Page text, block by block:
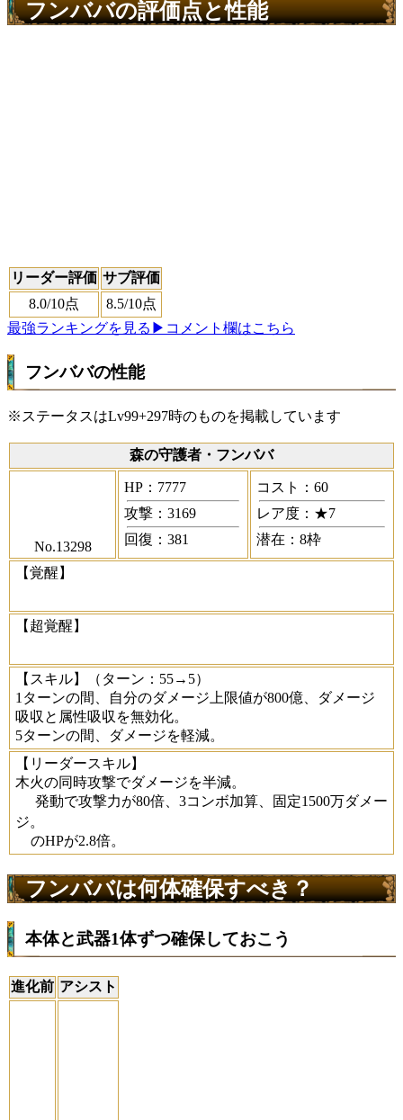
フンババの評価点と性能
リーダー評価 サブ評価
8.0/10点 8.5/10点
最強ランキングを見る ▶コメント欄はこちら
フンババの性能
※ステータスはLv99+297時のものを掲載しています
森の守護者・フンババ
No.13298
HP：7777
攻撃：3169
回復：381
コスト：60
レア度：★7
潜在：8枠
【覚醒】
【超覚醒】
【スキル】
（ターン：55→5）
1ターンの間、自分のダメージ上限値が800億、ダメージ
吸収と属性吸収を無効化。
5ターンの間、ダメージを軽減。
【リーダースキル】
木火の同時攻撃でダメージを半減。
発動で攻撃力が80倍、3コンボ加算、固定1500万ダメー
ジ。
のHPが2.8倍。
フンババは何体確保すべき？
本体と武器1体ずつ確保しておこう
進化前 アシスト